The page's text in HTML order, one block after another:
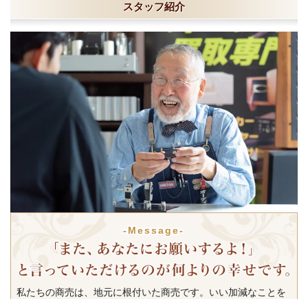
スタッフ紹介
-Message-
私たちの商売は、地元に根付いた商売です。いい加減なことを